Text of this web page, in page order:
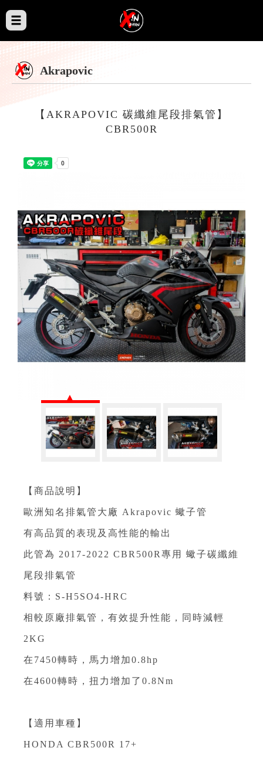
Akrapovic
【AKRAPOVIC 碳纖維尾段排氣管】
CBR500R
【商品說明】⁣
歐洲知名排氣管大廠 Akrapovic 蠍子管⁣
有高品質的表現及高性能的輸出⁣
此管為 2017-2022 CBR500R專用 蠍子碳纖維
尾段排氣管 ⁣
料號：S-H5SO4-HRC⁣
相較原廠排氣管，有效提升性能，同時減輕
2KG ⁣⁣
在7450轉時，馬力增加0.8hp ⁣⁣
在4600轉時，扭力增加了0.8Nm⁣⁣
【適用車種】⁣
HONDA CBR500R 17+⁣